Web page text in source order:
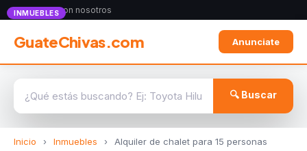
Anunciate con nosotros
GuateChivas.com Anunciate
🔍 Buscar
Inicio › Inmuebles › Alquiler de chalet para 15 personas
INMUEBLES